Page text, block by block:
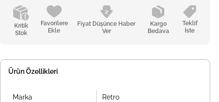
Kritik
Stok
Favorilere
Ekle
Fiyat Düşünce Haber
Ver
Kargo
Bedava
Teklif
İste
Ürün Özellikleri
Marka Retro